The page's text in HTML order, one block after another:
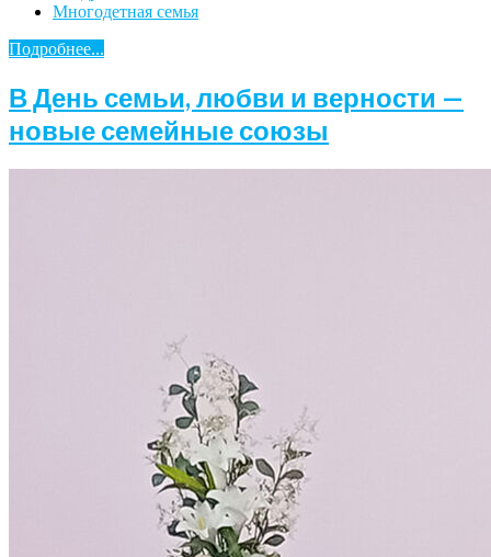
Многодетная семья
Подробнее...
В День семьи, любви и верности —
новые семейные союзы